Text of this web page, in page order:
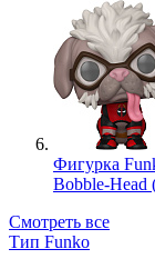
Фигурка
Bobble-Head
Смотреть все
Тип Funko